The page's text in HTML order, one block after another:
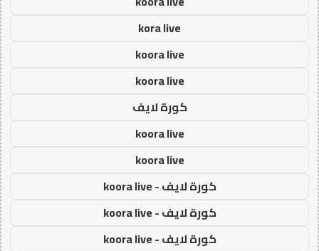
kora live
koora live
koora live
كورة لايف
koora live
koora live
كورة لايف - koora live
كورة لايف - koora live
كورة لايف - koora live